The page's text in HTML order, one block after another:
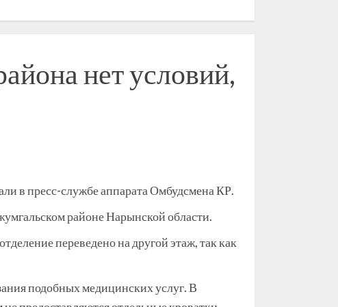
нет условий,
в пресс-службе аппарата Омбудсмена КР.
районе Нарынской области.
переведено на другой этаж, так как
подобных медицинских услуг. В